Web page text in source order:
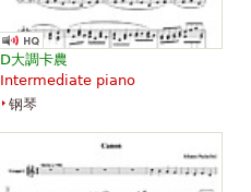
D大調卡農
Intermediate piano
钢琴